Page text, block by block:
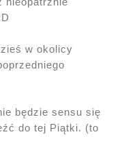
w okolicy
będzie sensu się
do tej Piątki. (to